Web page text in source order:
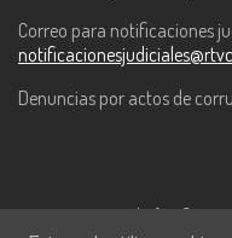
Correo para notificaciones
Denuncias por actos de
Este contenido fue